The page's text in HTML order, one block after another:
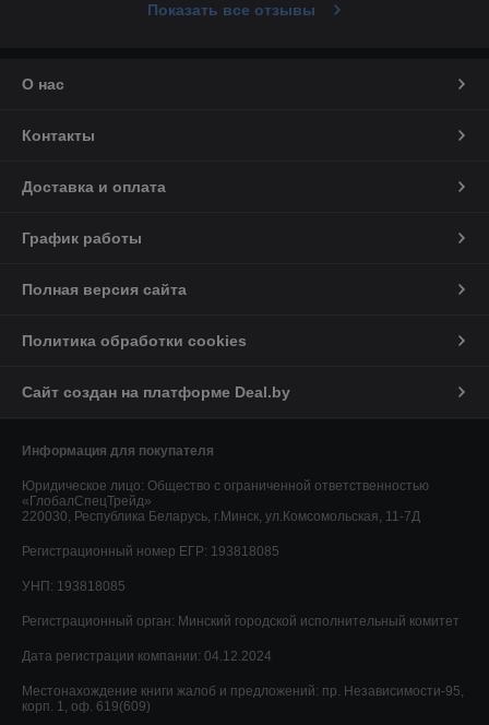
Показать все отзывы
О нас
Контакты
Доставка и оплата
График работы
Полная версия сайта
Политика обработки cookies
Сайт создан на платформе Deal.by
Информация для покупателя
Юридическое лицо: Общество с ограниченной ответственностью
«ГлобалСпецТрейд»
220030, Республика Беларусь, г.Минск, ул.Комсомольская, 11-7Д
Регистрационный номер ЕГР: 193818085
УНП: 193818085
Регистрационный орган: Минский городской исполнительный комитет
Дата регистрации компании: 04.12.2024
Местонахождение книги жалоб и предложений: пр. Независимости-95,
корп. 1, оф. 619(609)